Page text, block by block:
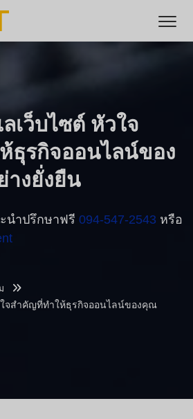
เว็บไซต์ หัวใจ
ธุรกิจออนไลน์ของ
างยั่งยืน
นำปรึกษาฟรี 094-547-2543 หรือ
จสำคัญที่ทำให้ธุรกิจออนไลน์ของคุณ